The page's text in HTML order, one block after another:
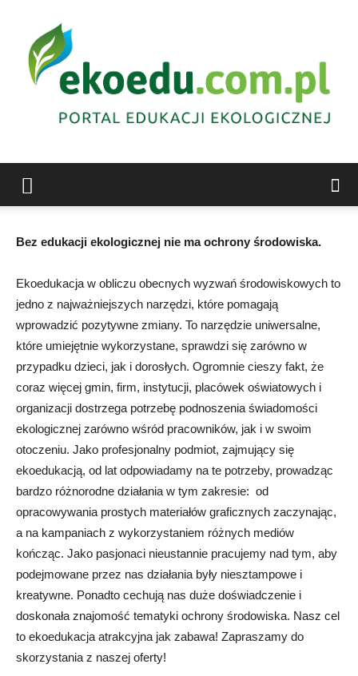
Abrys
Bez edukacji ekologicznej nie ma ochrony środowiska.
Ekoedukacja w obliczu obecnych wyzwań środowiskowych to
jedno z najważniejszych narzędzi, które pomagają
wprowadzić pozytywne zmiany. To narzędzie uniwersalne,
które umiejętnie wykorzystane, sprawdzi się zarówno w
przypadku dzieci, jak i dorosłych. Ogromnie cieszy fakt, że
coraz więcej gmin, firm, instytucji, placówek oświatowych i
organizacji dostrzega potrzebę podnoszenia świadomości
ekologicznej zarówno wśród pracowników, jak i w swoim
otoczeniu. Jako profesjonalny podmiot, zajmujący się
ekoedukacją, od lat odpowiadamy na te potrzeby, prowadząc
bardzo różnorodne działania w tym zakresie: od
opracowywania prostych materiałów graficznych zaczynając,
a na kampaniach z wykorzystaniem różnych mediów
kończąc. Jako pasjonaci nieustannie pracujemy nad tym, aby
podejmowane przez nas działania były niesztampowe i
kreatywne. Ponadto cechują nas duże doświadczenie i
doskonała znajomość tematyki ochrony środowiska. Nasz cel
to ekoedukacja atrakcyjna jak zabawa! Zapraszamy do
skorzystania z naszej oferty!